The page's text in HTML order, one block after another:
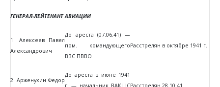
ГЕНЕРАЛ-ЛЕЙТЕНАНТ АВИАЦИИ
1. Алексеев Павел
Александрович
До ареста (07.06.41) —
пом. командующего
ВВС ПВВО
Расстрелян в октябре 1941 г.
2. Арженухин Федор
До ареста в июне 1941